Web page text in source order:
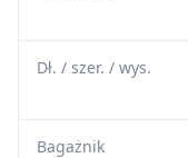
Dł. / szer. / wys.
Bagażnik